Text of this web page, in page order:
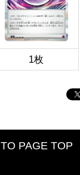
1枚
TO PAGE TOP